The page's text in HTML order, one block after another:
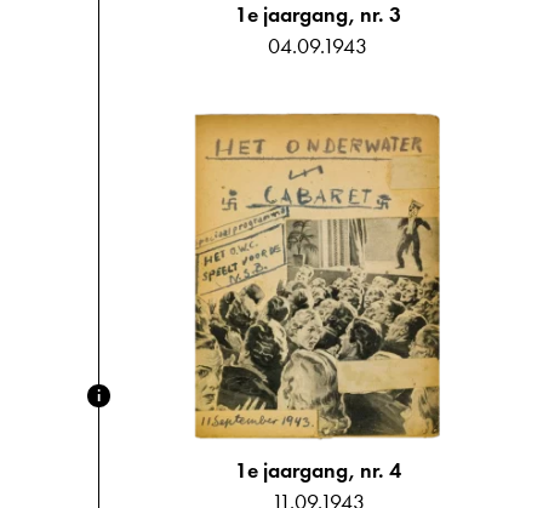
1e jaargang, nr. 3
04.09.1943
1e jaargang, nr. 4
11.09.1943
i